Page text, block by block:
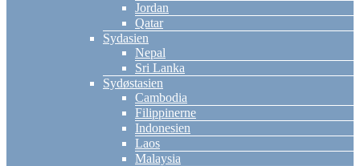
Jordan
Qatar
Sydasien
Nepal
Sri Lanka
Sydøstasien
Cambodia
Filippinerne
Indonesien
Laos
Malaysia